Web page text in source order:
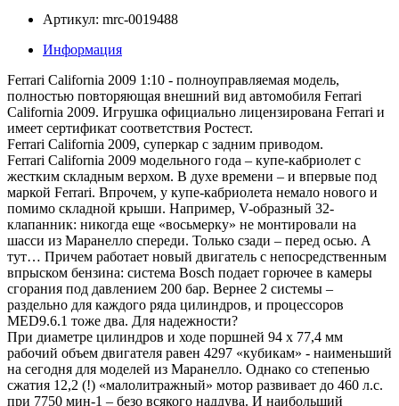
Артикул: mrc-0019488
Информация
Ferrari California 2009 1:10 - полноуправляемая модель,
полностью повторяющая внешний вид автомобиля Ferrari
California 2009. Игрушка официально лицензирована Ferrari и
имеет сертификат соответствия Ростест.
Ferrari California 2009, суперкар с задним приводом.
Ferrari California 2009 модельного года – купе-кабриолет с
жестким складным верхом. В духе времени – и впервые под
маркой Ferrari. Впрочем, у купе-кабриолета немало нового и
помимо складной крыши. Например, V-образный 32-
клапанник: никогда еще «восьмерку» не монтировали на
шасси из Маранелло спереди. Только сзади – перед осью. А
тут… Причем работает новый двигатель с непосредственным
впрыском бензина: система Bosch подает горючее в камеры
сгорания под давлением 200 бар. Вернее 2 системы –
раздельно для каждого ряда цилиндров, и процессоров
MED9.6.1 тоже два. Для надежности?
При диаметре цилиндров и ходе поршней 94 х 77,4 мм
рабочий объем двигателя равен 4297 «кубикам» - наименьший
на сегодня для моделей из Маранелло. Однако со степенью
сжатия 12,2 (!) «малолитражный» мотор развивает до 460 л.с.
при 7750 мин-1 – безо всякого наддува. И наибольший